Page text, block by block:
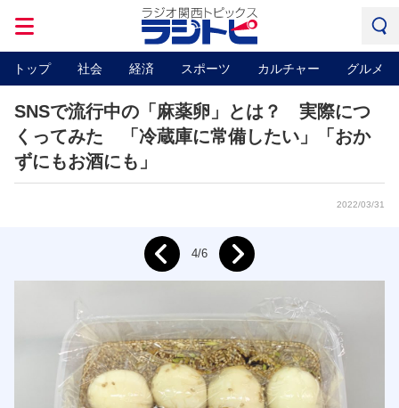
トップ 社会 経済 スポーツ カルチャー グルメ
SNSで流行中の「麻薬卵」とは？ 実際につ
くってみた 「冷蔵庫に常備したい」「おか
ずにもお酒にも」
2022/03/31
Prev 4/6 Next